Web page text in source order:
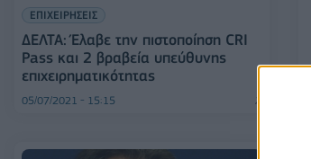
ΕΠΙΧΕΙΡΗΣΕΙΣ
ΔΕΛΤΑ: Έλαβε την πιστοποίηση CRI
Pass και 2 βραβεία υπεύθυνης
επιχειρηματικότητας
05/07/2021 - 15:15